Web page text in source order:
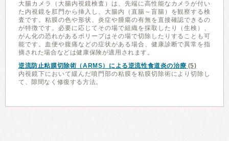
大腸カメラ（大腸内視鏡検査）は、先端に高性能なカメラが付い
た内視鏡を肛門から挿入し、大腸内（直腸～盲腸）を観察する検
査です。粘膜の色や形状、炎症や腫瘍の有無を直接確認できるの
が特徴です。必要に応じてその場で組織を採取したり（生検）、
がん化の恐れがあるポリープはその場で切除したりすることも可
能です。血便や腹痛などの症状がある場合、健康診断で異常を指
摘された場合などは健康保険が適用されます。
逆流防止粘膜切除術（ARMS）による逆流性食道炎の治療 (5)
内視鏡下において緩んだ噴門部の粘膜を粘膜切除術により切除し
て、隙間なく修復する方法。